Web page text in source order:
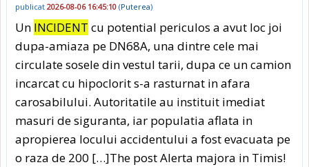
publicat 2026-08-06 16:45:10 (Puterea)
Un INCIDENT cu potential periculos a avut loc joi
dupa-amiaza pe DN68A, una dintre cele mai
circulate sosele din vestul tarii, dupa ce un camion
incarcat cu hipoclorit s-a rasturnat in afara
carosabilului. Autoritatile au instituit imediat
masuri de siguranta, iar populatia aflata in
apropierea locului accidentului a fost evacuata pe
o raza de 200 […]The post Alerta majora in Timis!